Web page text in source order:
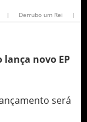
| Derrubo um Rei |
lança novo EP
será